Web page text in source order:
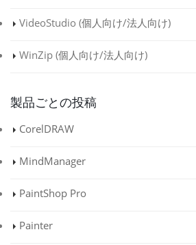
VideoStudio (個人向け/法人向け)
WinZip (個人向け/法人向け)
製品ごとの投稿
CorelDRAW
MindManager
PaintShop Pro
Painter